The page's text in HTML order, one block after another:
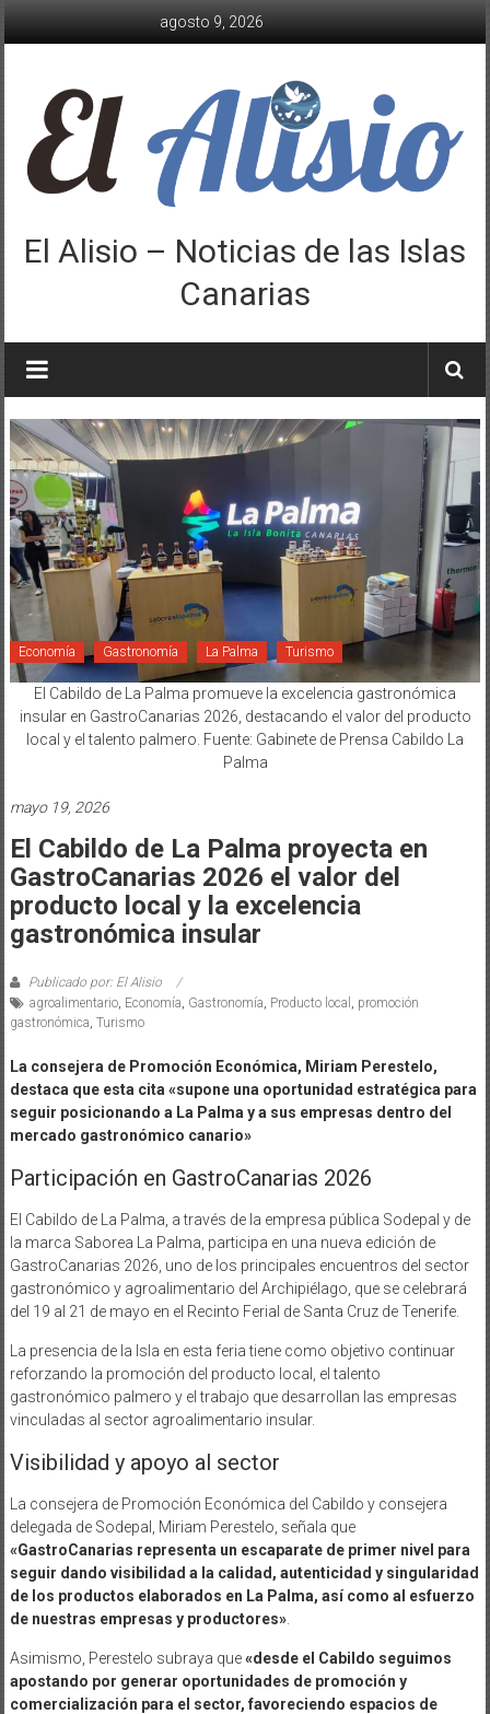
agosto 9, 2026
El Alisio – Noticias de las Islas
Canarias
Economía Gastronomía La Palma Turismo
El Cabildo de La Palma promueve la excelencia gastronómica
insular en GastroCanarias 2026, destacando el valor del producto
local y el talento palmero. Fuente: Gabinete de Prensa Cabildo La
Palma
mayo 19, 2026
El Cabildo de La Palma proyecta en
GastroCanarias 2026 el valor del
producto local y la excelencia
gastronómica insular
Publicado por: El Alisio
agroalimentario, Economía Gastronomía Producto local
promoción
gastronómica Turismo
La consejera de Promoción Económica, Miriam Perestelo,
destaca que esta cita «supone una oportunidad estratégica para
seguir posicionando a La Palma y a sus empresas dentro del
mercado gastronómico canario»
Participación en GastroCanarias 2026
El Cabildo de La Palma, a través de la empresa pública Sodepal y de
la marca Saborea La Palma, participa en una nueva edición de
GastroCanarias 2026, uno de los principales encuentros del sector
gastronómico y agroalimentario del Archipiélago, que se celebrará
del 19 al 21 de mayo en el Recinto Ferial de Santa Cruz de Tenerife.
La presencia de la Isla en esta feria tiene como objetivo continuar
reforzando la promoción del producto local, el talento
gastronómico palmero y el trabajo que desarrollan las empresas
vinculadas al sector agroalimentario insular.
Visibilidad y apoyo al sector
La consejera de Promoción Económica del Cabildo y consejera
delegada de Sodepal, Miriam Perestelo, señala que
«GastroCanarias representa un escaparate de primer nivel para
seguir dando visibilidad a la calidad, autenticidad y singularidad
de los productos elaborados en La Palma, así como al esfuerzo
de nuestras empresas y productores».
Asimismo, Perestelo subraya que«desde el Cabildo seguimos
apostando por generar oportunidades de promoción y
comercialización para el sector, favoreciendo espacios de